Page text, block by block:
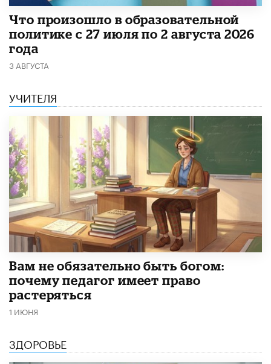
​Что произошло в образовательной
политике с 27 июля по 2 августа 2026
года
3 АВГУСТА
УЧИТЕЛЯ
​Вам не обязательно быть богом:
почему педагог имеет право
растеряться
1 ИЮНЯ
ЗДОРОВЬЕ